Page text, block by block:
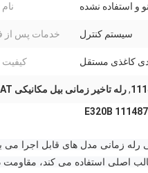
و استفاده نشده
سیستم کنترل خدمات پس از
کاغذی مستقل کیفیت
,رله تاخیر زمانی بیل مکانیکی E320B CAT
اصلی استفاده می کند،